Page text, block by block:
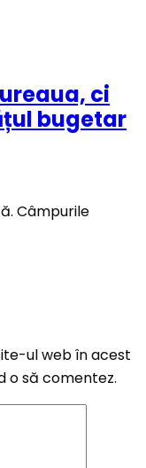
ci
bugetar
Câmpurile
ul web în acest
o să comentez.